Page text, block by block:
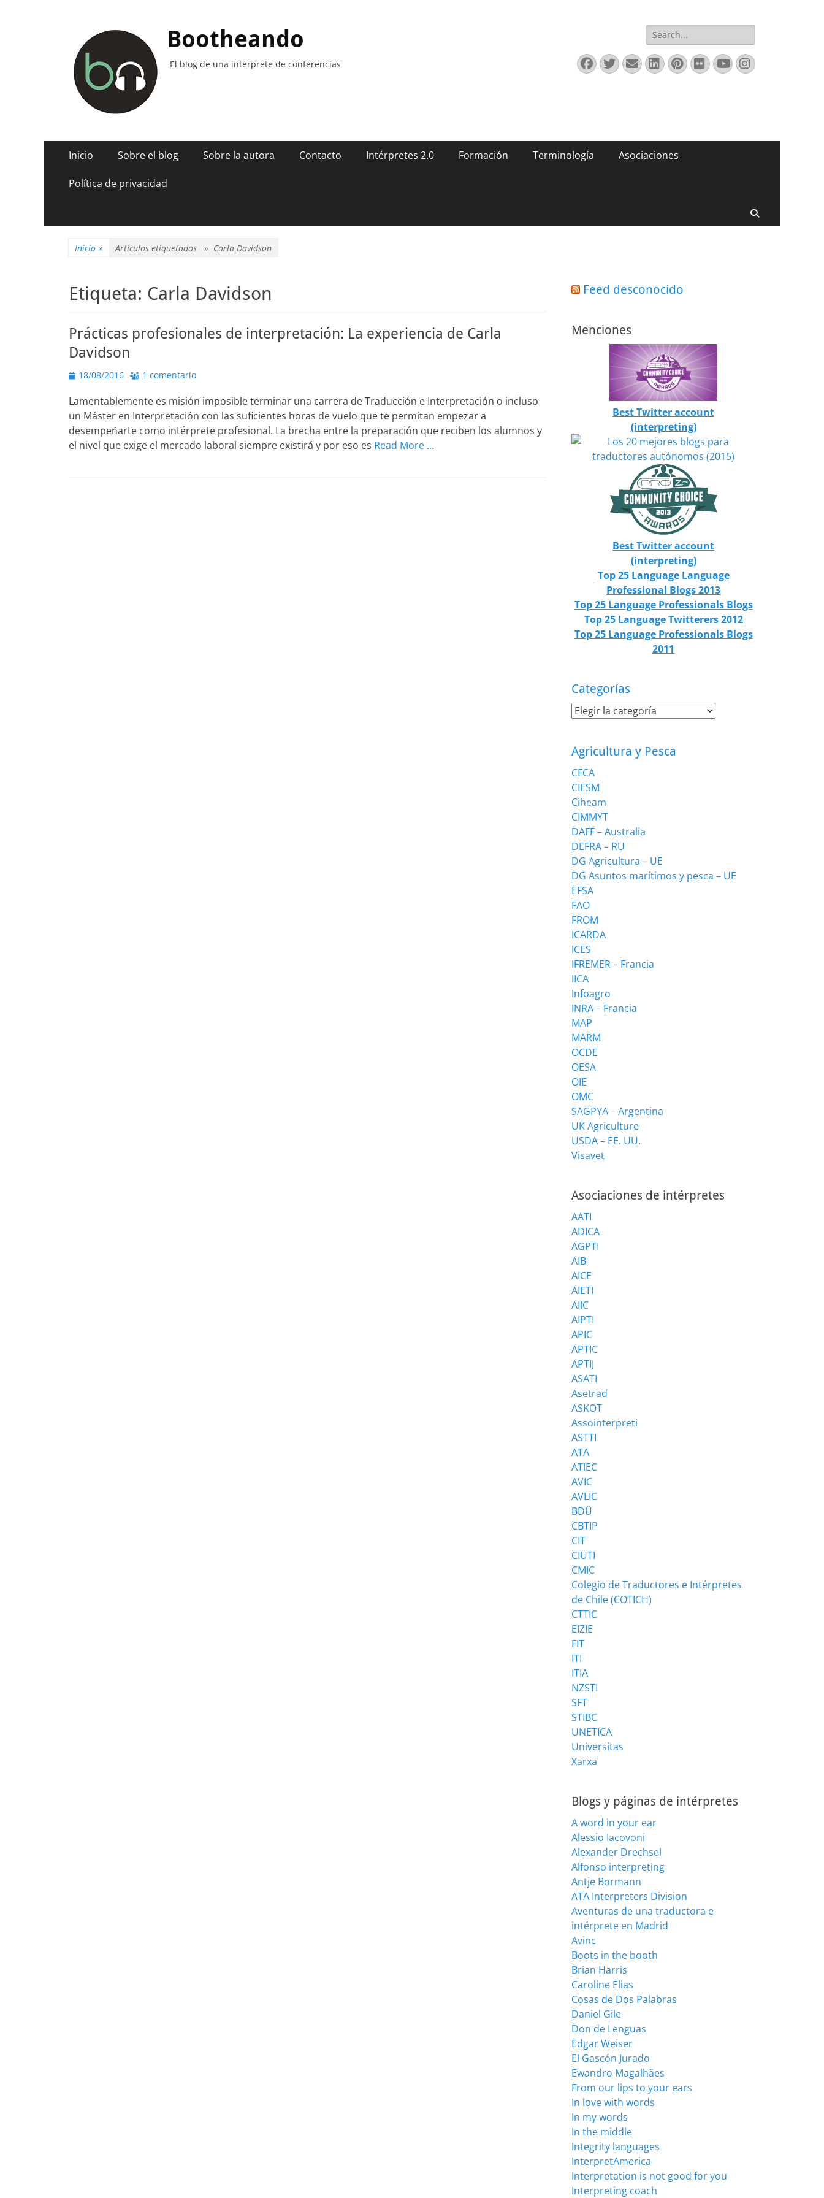
Bootheando
El blog de una intérprete de conferencias
Buscar:
Facebook
Twitter
Correo
electrónico
LinkedIn
Pinterest
FlickrYouTube
Instagram
Menú
Saltar
contenido
Inicio Sobre el blog Sobre la autora Contacto Intérpretes 2.0 Formación Terminología Asociaciones
Política de privacidad
Inicio » Artículos etiquetados » Carla Davidson
Etiqueta: Carla Davidson
Prácticas profesionales de interpretación: La experiencia de Carla
Davidson
Publicado
18/08/2016 1 comentario
Lamentablemente es misión imposible terminar una carrera de Traducción e Interpretación o incluso
un Máster en Interpretación con las suficientes horas de vuelo que te permitan empezar a
desempeñarte como intérprete profesional. La brecha entre la preparación que reciben los alumnos y
el nivel que exige el mercado laboral siempre existirá y por eso es Read More …
Feed desconocido
Menciones
Best Twitter account
(interpreting)
Best Twitter account
(interpreting)
Top 25 Language Language
Professional Blogs 2013
Top 25 Language Professionals Blogs
Top 25 Language Twitterers 2012
Top 25 Language Professionals Blogs
2011
Categorías
Categorías
Agricultura y Pesca
CFCA
CIESM
Ciheam
CIMMYT
DAFF – Australia
DEFRA – RU
DG Agricultura – UE
DG Asuntos marítimos y pesca – UE
EFSA
FAO
FROM
ICARDA
ICES
IFREMER – Francia
IICA
Infoagro
INRA – Francia
MAP
MARM
OCDE
OESA
OIE
OMC
SAGPYA – Argentina
UK Agriculture
USDA – EE. UU.
Visavet
Asociaciones de intérpretes
AATI
ADICA
AGPTI
AIB
AICE
AIETI
AIIC
AIPTI
APIC
APTIC
APTIJ
ASATI
Asetrad
ASKOT
Assointerpreti
ASTTI
ATA
ATIEC
AVIC
AVLIC
BDÜ
CBTIP
CIT
CIUTI
CMIC
Colegio de Traductores e Intérpretes
de Chile (COTICH)
CTTIC
EIZIE
FIT
ITI
ITIA
NZSTI
SFT
STIBC
UNETICA
Universitas
Xarxa
Blogs y páginas de intérpretes
A word in your ear
Alessio Iacovoni
Alexander Drechsel
Alfonso interpreting
Antje Bormann
ATA Interpreters Division
Aventuras de una traductora e
intérprete en Madrid
Avinc
Boots in the booth
Brian Harris
Caroline Elias
Cosas de Dos Palabras
Daniel Gile
Don de Lenguas
Edgar Weiser
El Gascón Jurado
Ewandro Magalhães
From our lips to your ears
In love with words
In my words
In the middle
Integrity languages
InterpretAmerica
Interpretation is not good for you
Interpreting coach